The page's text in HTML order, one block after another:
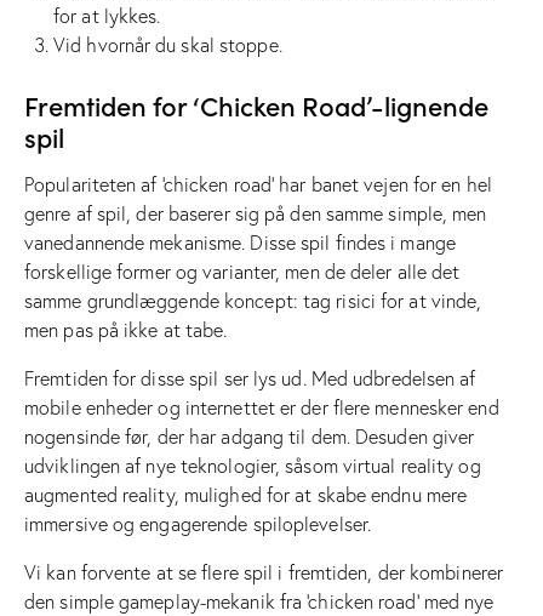
for at lykkes.
Vid hvornår du skal stoppe.
Fremtiden for ‘Chicken Road’-lignende
spil
Populariteten af ‘chicken road’ har banet vejen for en hel
genre af spil, der baserer sig på den samme simple, men
vanedannende mekanisme. Disse spil findes i mange
forskellige former og varianter, men de deler alle det
samme grundlæggende koncept: tag risici for at vinde,
men pas på ikke at tabe.
Fremtiden for disse spil ser lys ud. Med udbredelsen af
mobile enheder og internettet er der flere mennesker end
nogensinde før, der har adgang til dem. Desuden giver
udviklingen af nye teknologier, såsom virtual reality og
augmented reality, mulighed for at skabe endnu mere
immersive og engagerende spiloplevelser.
Vi kan forvente at se flere spil i fremtiden, der kombinerer
den simple gameplay-mekanik fra ‘chicken road’ med nye